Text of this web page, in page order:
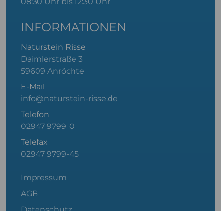
INFORMATIONEN
Naturstein Risse
Daimlerstraße 3
59609 Anröchte
E-Mail
info@naturstein-risse.de
Telefon
02947 9799-0
Telefax
02947 9799-45
Impressum
AGB